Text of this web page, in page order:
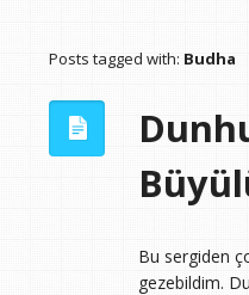
Posts tagged with: Budha
Bu sergiden
gezebildim.